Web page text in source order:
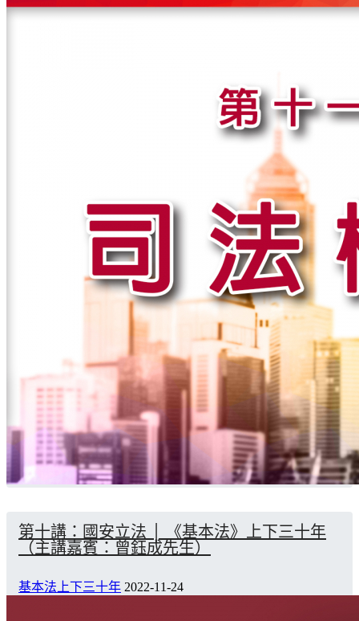
第十講：國安立法 │ 《基本法》上下三十年
（主講嘉賓：曾鈺成先生）
基本法上下三十年 2022-11-24